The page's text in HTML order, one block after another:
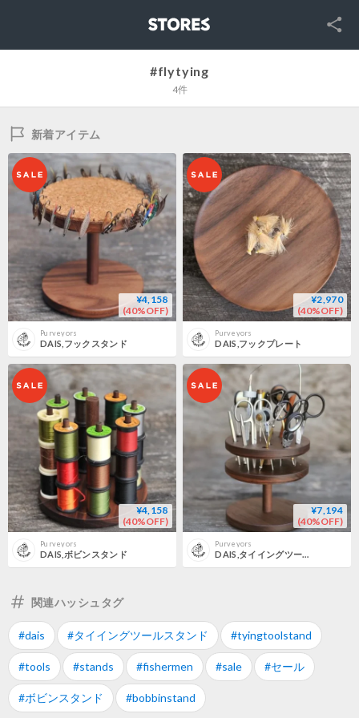
SNS
#flytying
4件
新着アイテム
¥4,158
(40%OFF)
Purveyors
DAIS,フックスタンド
¥2,970
(40%OFF)
Purveyors
DAIS,フックプレート
¥4,158
(40%OFF)
Purveyors
DAIS,ボビンスタンド
¥7,194
(40%OFF)
Purveyors
DAIS,タイイングツールスタンド
関連ハッシュタグ
#dais #タイイングツールスタンド #tyingtoolstand
#tools #stands #fishermen #sale #セール
#ボビンスタンド #bobbinstand